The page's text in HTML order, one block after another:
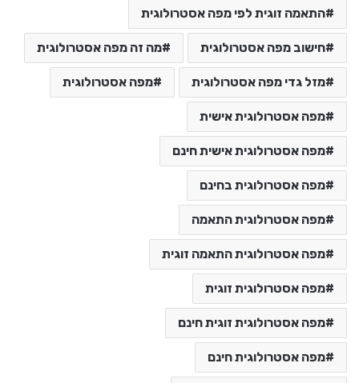
התאמה זוגית לפי מפה אסטרולוגית
חישוב מפה אסטרולוגית מה זה מפה אסטרולוגית
מזל גדי מפה אסטרולוגית מפה אסטרולוגית
מפה אסטרולוגית אישית
מפה אסטרולוגית אישית חינם
מפה אסטרולוגית בחינם
מפה אסטרולוגית התאמה
מפה אסטרולוגית התאמה זוגית
מפה אסטרולוגית זוגית
מפה אסטרולוגית זוגית חינם
מפה אסטרולוגית חינם